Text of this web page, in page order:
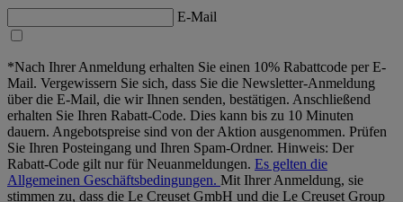
E-Mail
*Nach Ihrer Anmeldung erhalten Sie einen 10% Rabattcode per E-
Mail. Vergewissern Sie sich, dass Sie die Newsletter-Anmeldung
über die E-Mail, die wir Ihnen senden, bestätigen. Anschließend
erhalten Sie Ihren Rabatt-Code. Dies kann bis zu 10 Minuten
dauern. Angebotspreise sind von der Aktion ausgenommen. Prüfen
Sie Ihren Posteingang und Ihren Spam-Ordner. Hinweis: Der
Rabatt-Code gilt nur für Neuanmeldungen. Es gelten die
Allgemeinen Geschäftsbedingungen. Mit Ihrer Anmeldung, sie
stimmen zu, dass die Le Creuset GmbH und die Le Creuset Group